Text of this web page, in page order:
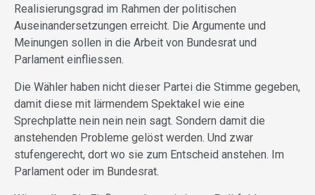
Realisierungsgrad im Rahmen der politischen
Auseinandersetzungen erreicht. Die Argumente und
Meinungen sollen in die Arbeit von Bundesrat und
Parlament einfliessen.
Die Wähler haben nicht dieser Partei die Stimme gegeben,
damit diese mit lärmendem Spektakel wie eine
Sprechplatte nein nein nein sagt. Sondern damit die
anstehenden Probleme gelöst werden. Und zwar
stufengerecht, dort wo sie zum Entscheid anstehen. Im
Parlament oder im Bundesrat.